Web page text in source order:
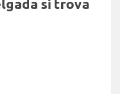
si trova